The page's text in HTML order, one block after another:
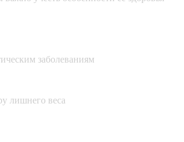
заболеваниям
лишнего веса